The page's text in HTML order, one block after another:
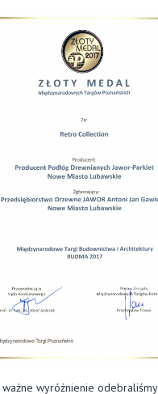
wyróżnienie odebraliśmy